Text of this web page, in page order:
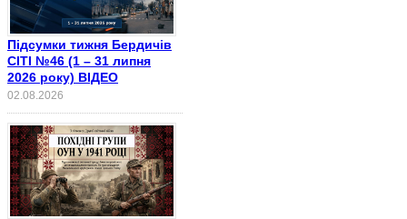
Підсумки тижня Бердичів
СІТІ №46 (1 – 31 липня
2026 року) ВІДЕО
02.08.2026